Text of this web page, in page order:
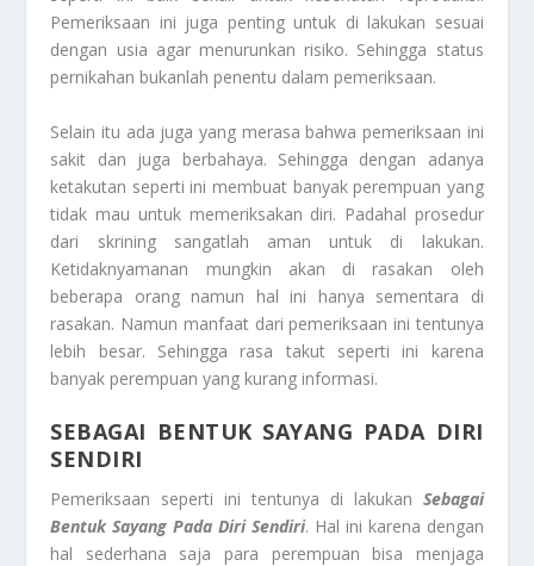
Pemeriksaan ini juga penting untuk di lakukan sesuai
dengan usia agar menurunkan risiko. Sehingga status
pernikahan bukanlah penentu dalam pemeriksaan.
Selain itu ada juga yang merasa bahwa pemeriksaan ini
sakit dan juga berbahaya. Sehingga dengan adanya
ketakutan seperti ini membuat banyak perempuan yang
tidak mau untuk memeriksakan diri. Padahal prosedur
dari skrining sangatlah aman untuk di lakukan.
Ketidaknyamanan mungkin akan di rasakan oleh
beberapa orang namun hal ini hanya sementara di
rasakan. Namun manfaat dari pemeriksaan ini tentunya
lebih besar. Sehingga rasa takut seperti ini karena
banyak perempuan yang kurang informasi.
SEBAGAI BENTUK SAYANG PADA DIRI
SENDIRI
Pemeriksaan seperti ini tentunya di lakukan Sebagai
Bentuk Sayang Pada Diri Sendiri. Hal ini karena dengan
hal sederhana saja para perempuan bisa menjaga